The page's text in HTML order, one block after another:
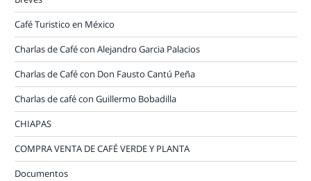
Café Turistico en México
Charlas de Café con Alejandro Garcia Palacios
Charlas de Café con Don Fausto Cantú Peña
Charlas de café con Guillermo Bobadilla
CHIAPAS
COMPRA VENTA DE CAFÉ VERDE Y PLANTA
Documentos